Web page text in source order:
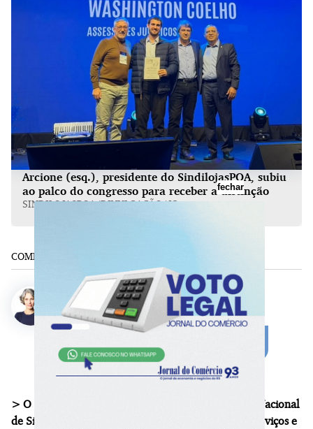
Arcione (esq.), presidente do SindilojasPOA, subiu
ao palco do congresso para receber a distinção
SINDILOJASPOA/DIVULGAÇÃO/JC
COMPARTILHE:
Patrícia Comunello
> O SindilojasPOA
Congresso Nacional
de Sindicatos Empresariais do Comércio de Bens, Serviços e
fechar